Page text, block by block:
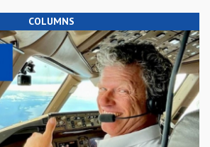
COLUMNS